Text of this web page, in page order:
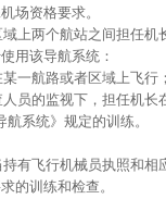
场资格要求。
上两个航站之间担任
用该导航系统：
一航路或者区域上飞行；
员的监视下，担任机长
系统》规定的训练。
有飞行机械员执照和
的训练和检查。